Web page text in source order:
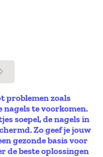
problemen zoals
nagels te voorkomen.
soepel, de nagels in
Zo geef je jouw
gezonde basis voor
de beste oplossingen